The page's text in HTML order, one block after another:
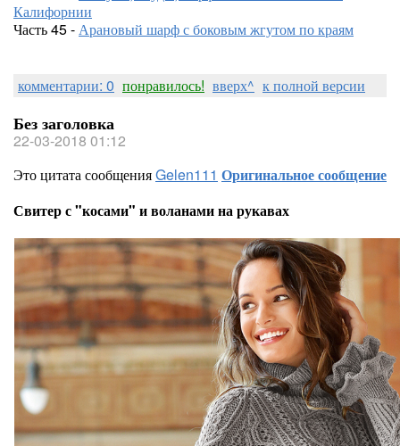
Калифорнии
Часть 45 -Арановый шарф с боковым жгутом по краям
комментарии: 0 понравилось! вверх^ к полной версии
Без заголовка
22-03-2018 01:12
Это цитата сообщенияGelen111 Оригинальное сообщение
Свитер с "косами" и воланами на рукавах